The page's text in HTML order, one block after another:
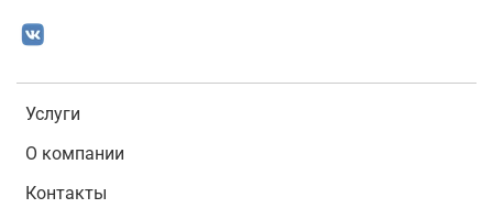
Услуги
О компании
Контакты